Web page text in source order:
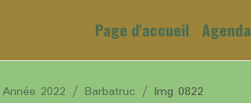
Page d'accueil Agenda
Année 2022 Barbatruc Img 0822